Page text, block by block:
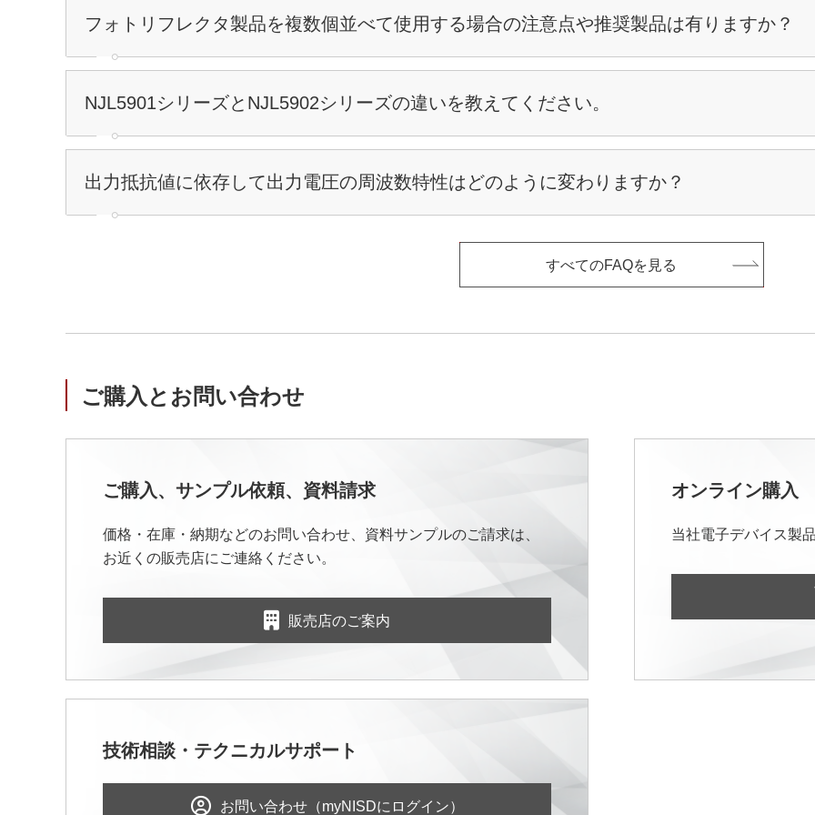
フォトリフレクタ製品を複数個並べて使用する場合の注意点や推奨製品は有りますか？
NJL5901シリーズとNJL5902シリーズの違いを教えてください。
出力抵抗値に依存して出力電圧の周波数特性はどのように変わりますか？
すべてのFAQを見る
ご購入とお問い合わせ
ご購入、サンプル依頼、資料請求
価格・在庫・納期などのお問い合わせ、資料サンプルのご請求は、
お近くの販売店にご連絡ください。
販売店のご案内
オンライン購入
当社電子デバイス製
技術相談・テクニカルサポート
お問い合わせ（myNISDにログイン）